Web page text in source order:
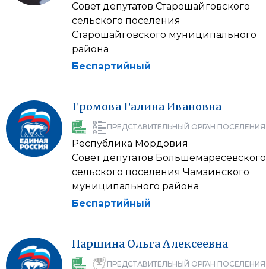
Совет депутатов Старошайговского
сельского поселения
Старошайговского муниципального
района
Беспартийный
Громова ГалинаИвановна
ПРЕДСТАВИТЕЛЬНЫЙ ОРГАН ПОСЕЛЕНИЯ
Республика Мордовия
Совет депутатов Большемаресевского
сельского поселения Чамзинского
муниципального района
Беспартийный
Паршина ОльгаАлексеевна
ПРЕДСТАВИТЕЛЬНЫЙ ОРГАН ПОСЕЛЕНИЯ